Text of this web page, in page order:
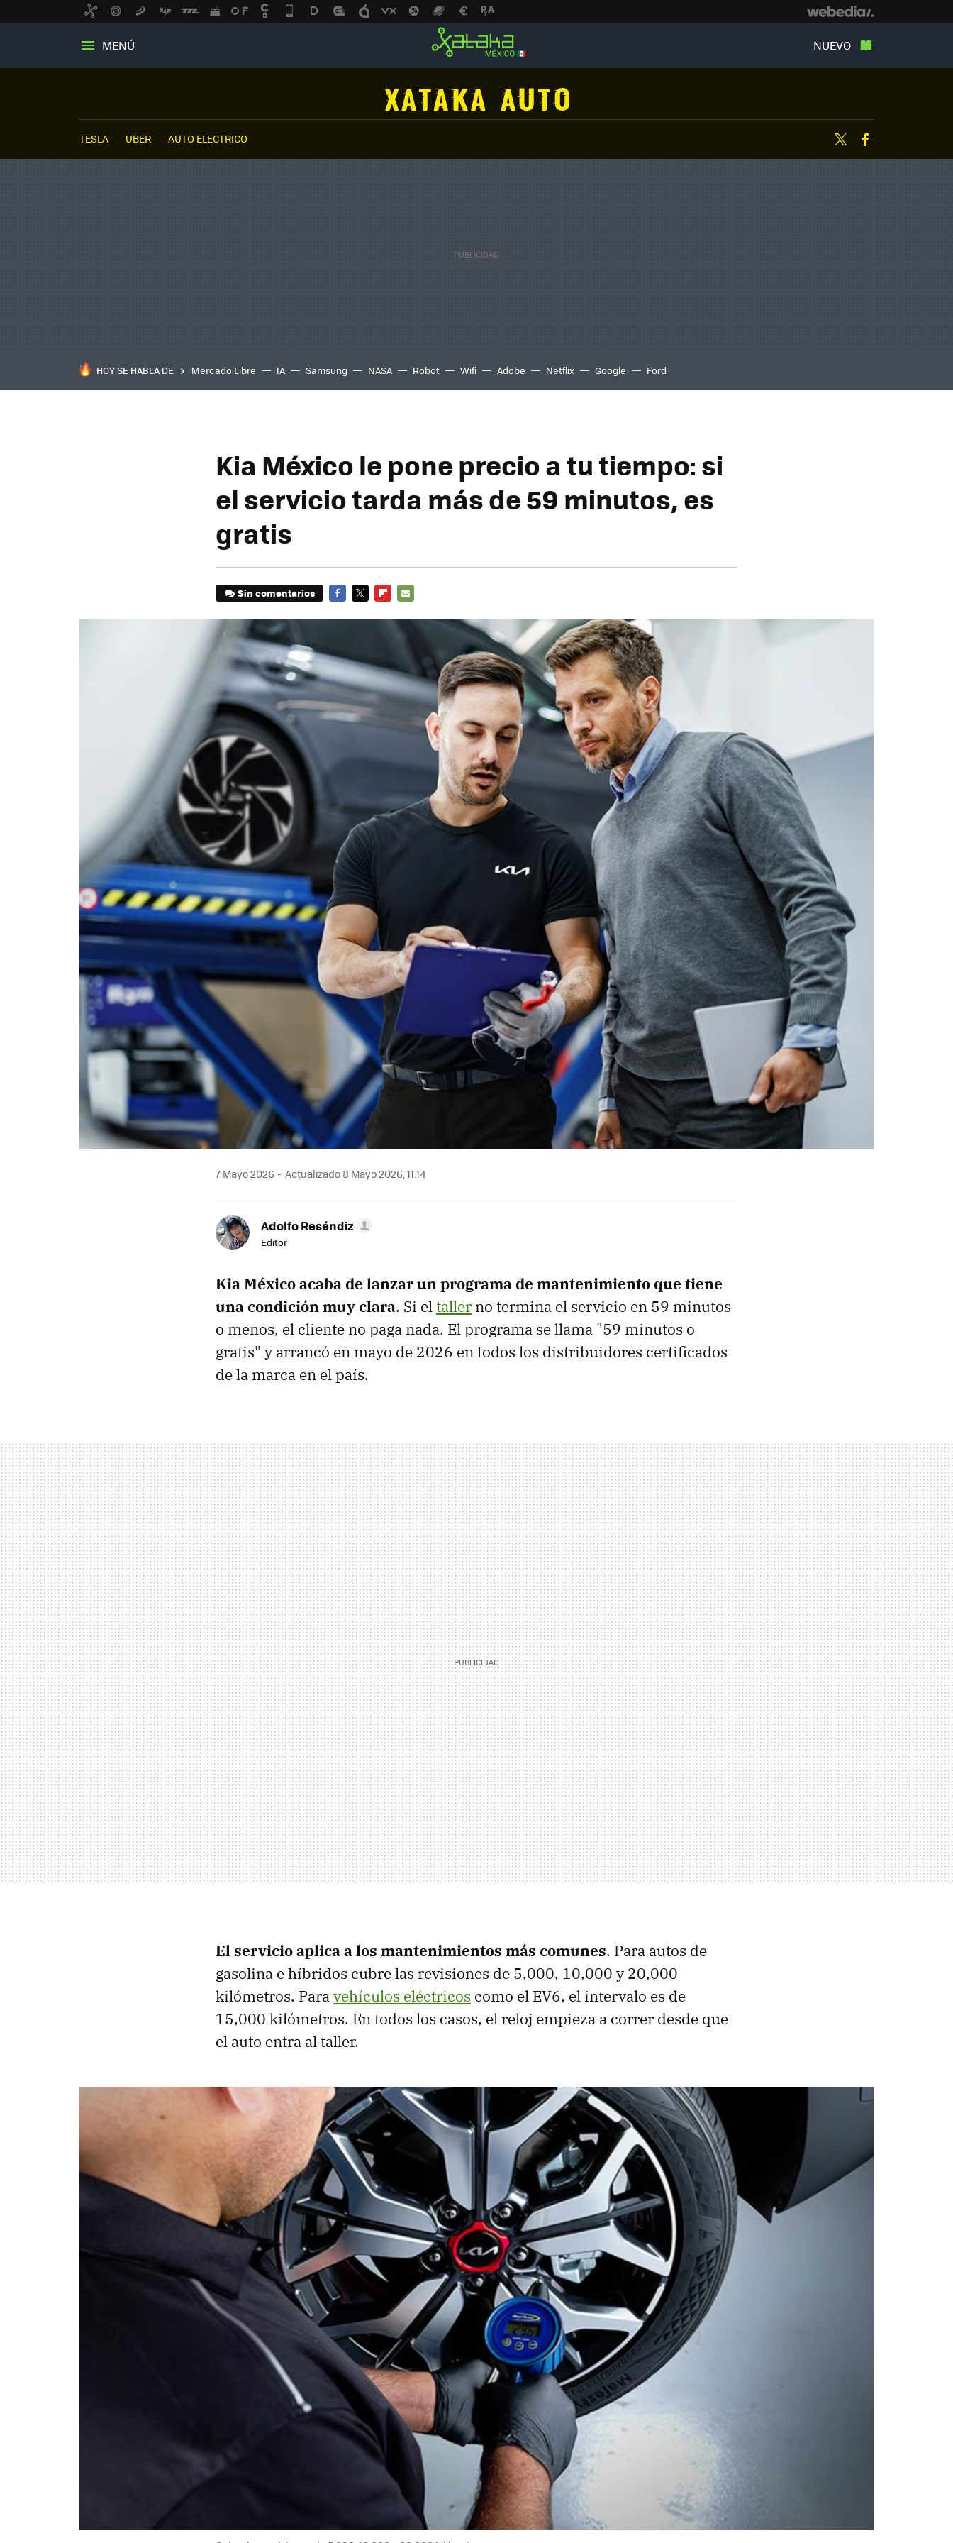
MENÚ NUEVO
TESLA UBER AUTO ELECTRICO Twitter
HOY SE HABLA DE Mercado Libre IA Samsung NASA Robot Wifi Adobe Netflix Google Ford
Kia México le pone precio a tu tiempo: si
el servicio tarda más de 59 minutos, es
gratis
Sin comentarios
7 Mayo 2026 Actualizado 8 Mayo 2026, 11:14
Adolfo Reséndiz
Editor
Kia México acaba de lanzar un programa de mantenimiento que tiene
una condición muy clara. Si eltaller no termina el servicio en 59 minutos
o menos, el cliente no paga nada. El programa se llama "59 minutos o
gratis" y arrancó en mayo de 2026 en todos los distribuidores certificados
de la marca en el país.
El servicio aplica a los mantenimientos más comunes. Para autos de
gasolina e híbridos cubre las revisiones de 5,000, 10,000 y 20,000
kilómetros. Paravehículos eléctricos como el EV6, el intervalo es de
15,000 kilómetros. En todos los casos, el reloj empieza a correr desde que
el auto entra al taller.